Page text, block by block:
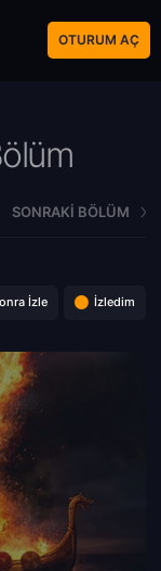
OTURUM AÇ
SONRAKI BÖLÜM
İzle İzledim